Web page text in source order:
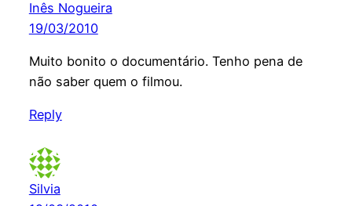
Inês Nogueira
19/03/2010
Muito bonito o documentário. Tenho pena de
não saber quem o filmou.
Reply
Silvia